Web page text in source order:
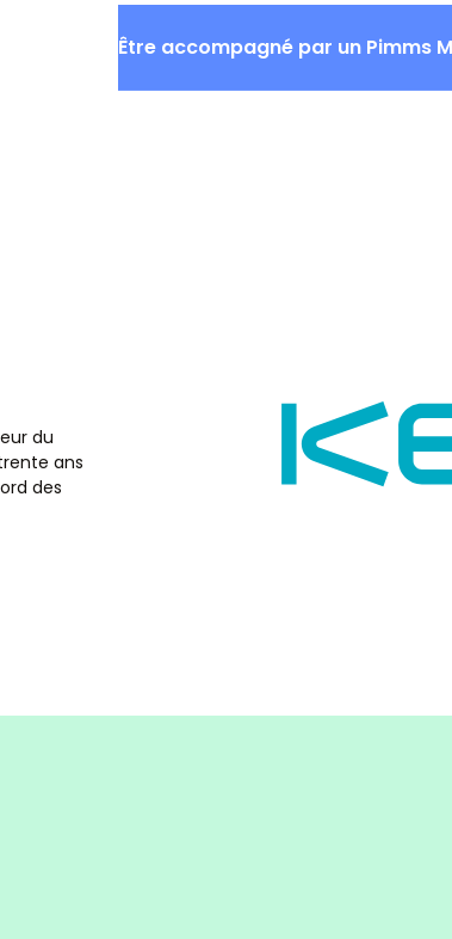
QUI SOMMES-NOUS
Être accompagné par un Pimms
du
ans
des